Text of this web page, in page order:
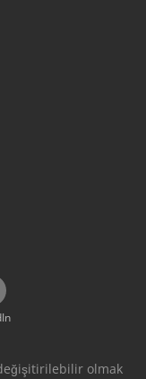
olmak